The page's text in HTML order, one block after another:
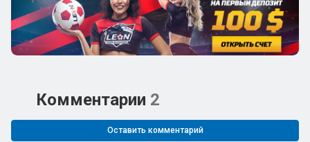
Комментарии 2
Оставить комментарий